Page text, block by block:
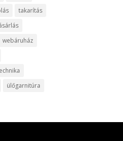
takarítás
webáruház
ülőgarnitúra